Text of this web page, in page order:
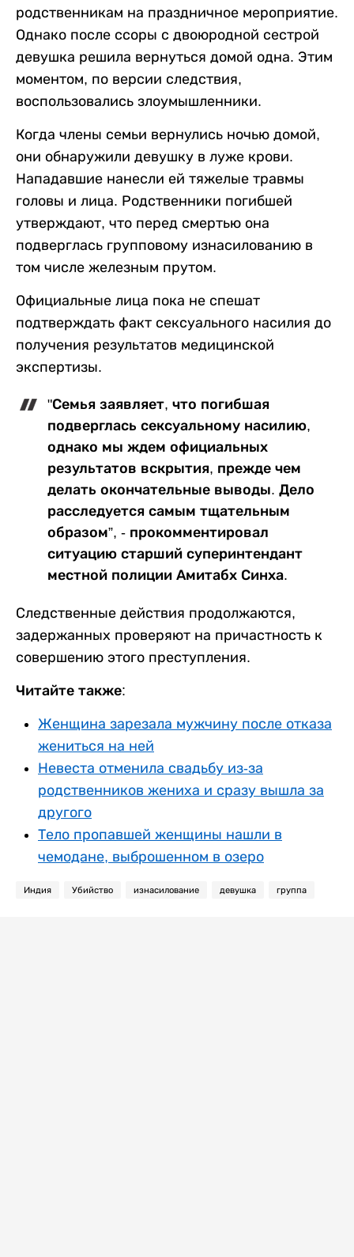
родственникам на праздничное мероприятие.
Однако после ссоры с двоюродной сестрой
девушка решила вернуться домой одна. Этим
моментом, по версии следствия,
воспользовались злоумышленники.
Когда члены семьи вернулись ночью домой,
они обнаружили девушку в луже крови.
Нападавшие нанесли ей тяжелые травмы
головы и лица. Родственники погибшей
утверждают, что перед смертью она
подверглась групповому изнасилованию в
том числе железным прутом.
Официальные лица пока не спешат
подтверждать факт сексуального насилия до
получения результатов медицинской
экспертизы.
"Семья заявляет, что погибшая
подверглась сексуальному насилию,
однако мы ждем официальных
результатов вскрытия, прежде чем
делать окончательные выводы. Дело
расследуется самым тщательным
образом”, - прокомментировал
ситуацию старший суперинтендант
местной полиции Амитабх Синха.
Следственные действия продолжаются,
задержанных проверяют на причастность к
совершению этого преступления.
Читайте также:
Женщина зарезала мужчину после отказа
жениться на ней
Невеста отменила свадьбу из-за
родственников жениха и сразу вышла за
другого
Тело пропавшей женщины нашли в
чемодане, выброшенном в озеро
Индия Убийство изнасилование девушка группа